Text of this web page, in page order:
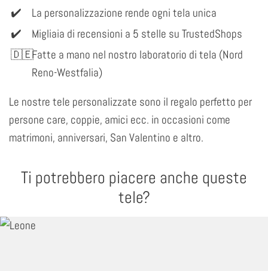
La personalizzazione rende ogni tela unica
Migliaia di recensioni a 5 stelle su TrustedShops
Fatte a mano nel nostro laboratorio di tela (Nord
Reno-Westfalia)
Le nostre tele personalizzate sono il regalo perfetto per
persone care, coppie, amici ecc. in occasioni come
matrimoni, anniversari, San Valentino e altro.
Ti potrebbero piacere anche queste
tele?